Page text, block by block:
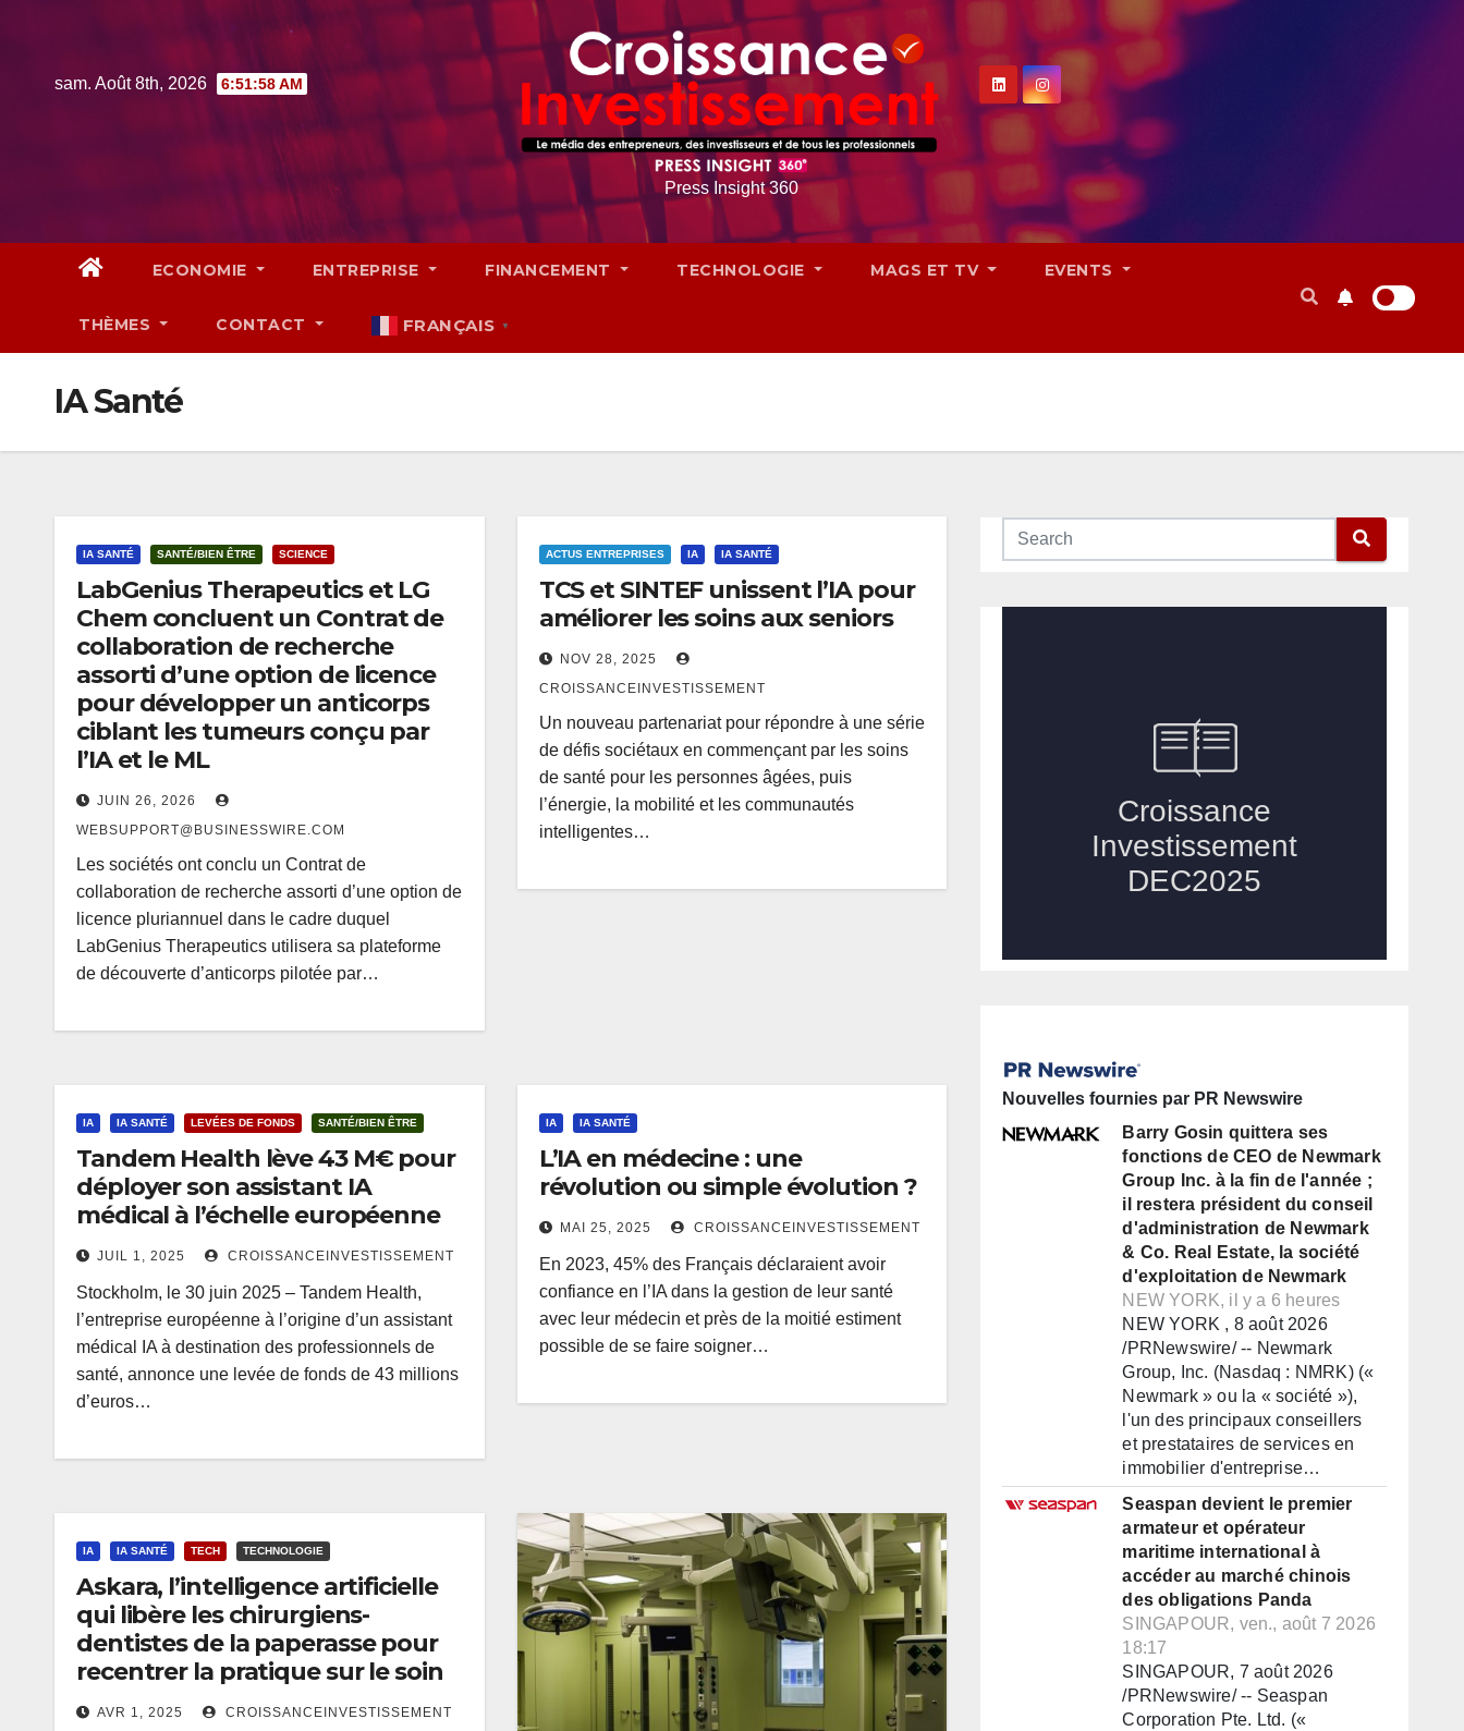
contentsam. Août 8th, 2026 6:51:59 AM
Press Insight 360
ECONOMIE ENTREPRISE FINANCEMENT TECHNOLOGIE MAGS ET TV EVENTS
THÈMES CONTACT FRANÇAIS ▼
IA Santé
IA SANTÉ SANTÉ/BIEN ÊTRE SCIENCE
LabGenius Therapeutics et LG
Chem concluent un Contrat de
collaboration de recherche
assorti d’une option de licence
pour développer un anticorps
ciblant les tumeurs conçu par
l’IA et le ML
JUIN 26, 2026
WEBSUPPORT@BUSINESSWIRE.COM
Les sociétés ont conclu un Contrat de
collaboration de recherche assorti d’une option de
licence pluriannuel dans le cadre duquel
LabGenius Therapeutics utilisera sa plateforme
de découverte d’anticorps pilotée par…
ACTUS ENTREPRISES IA IA SANTÉ
TCS et SINTEF unissent l’IA pour
améliorer les soins aux seniors
NOV 28, 2025
CROISSANCEINVESTISSEMENT
Un nouveau partenariat pour répondre à une série
de défis sociétaux en commençant par les soins
de santé pour les personnes âgées, puis
l’énergie, la mobilité et les communautés
intelligentes…
IA IA SANTÉ LEVÉES DE FONDS SANTÉ/BIEN ÊTRE
Tandem Health lève 43 M€ pour
déployer son assistant IA
médical à l’échelle européenne
JUIL 1, 2025 CROISSANCEINVESTISSEMENT
Stockholm, le 30 juin 2025 – Tandem Health,
l’entreprise européenne à l’origine d’un assistant
médical IA à destination des professionnels de
santé, annonce une levée de fonds de 43 millions
d’euros…
IA IA SANTÉ
L’IA en médecine : une
révolution ou simple évolution ?
MAI 25, 2025 CROISSANCEINVESTISSEMENT
En 2023, 45% des Français déclaraient avoir
confiance en l’IA dans la gestion de leur santé
avec leur médecin et près de la moitié estiment
possible de se faire soigner…
IA IA SANTÉ TECH TECHNOLOGIE
Askara, l’intelligence artificielle
qui libère les chirurgiens-
dentistes de la paperasse pour
recentrer la pratique sur le soin
AVR 1, 2025 CROISSANCEINVESTISSEMENT
Nouvelles fournies par PR Newswire
Barry Gosin quittera ses
fonctions de CEO de Newmark
Group Inc. à la fin de l'année ;
il restera président du conseil
d'administration de Newmark
& Co. Real Estate, la société
d'exploitation de Newmark
NEW YORK, il y a 6 heures
NEW YORK , 8 août 2026
/PRNewswire/ -- Newmark
Group, Inc. (Nasdaq : NMRK) («
Newmark » ou la « société »),
l'un des principaux conseillers
et prestataires de services en
immobilier d'entreprise…
Seaspan devient le premier
armateur et opérateur
maritime international à
accéder au marché chinois
des obligations Panda
SINGAPOUR, ven., août 7 2026
18:17
SINGAPOUR, 7 août 2026
/PRNewswire/ -- Seaspan
Corporation Pte. Ltd. («